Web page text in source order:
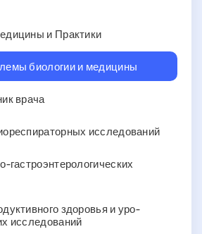
и Практики
биологии и медицины
врача
исследований
гастроэнтерологических
здоровья и уро-
исследований